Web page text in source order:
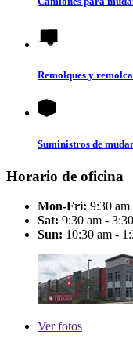
Remolques y
Suministros de
Horario de oficina
Mon-Fri: 9:30
Sat: 9:30 am -
Sun: 10:30 am -
Verfotos